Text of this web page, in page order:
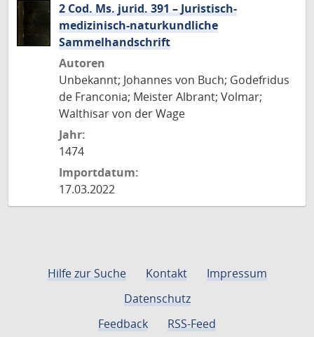
2 Cod. Ms. jurid. 391 – Juristisch-
medizinisch-naturkundliche
Sammelhandschrift
Autoren
Unbekannt; Johannes von Buch; Godefridus
de Franconia; Meister Albrant; Volmar;
Walthisar von der Wage
Jahr:
1474
Importdatum:
17.03.2022
Hilfe zur Suche Kontakt
Impressum
Datenschutz
Feedback
RSS-Feed